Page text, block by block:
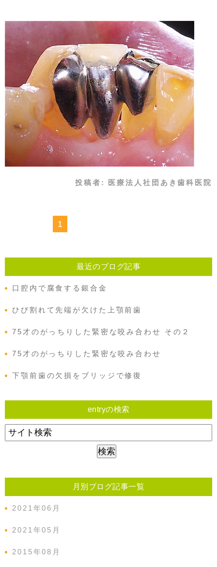
投稿者: 医療法人社団あき歯科医院
1
最近のブログ記事
口腔内で腐食する銀合金
ひび割れて先端が欠けた上顎前歯
75才のがっちりした緊密な咬み合わせ その２
75才のがっちりした緊密な咬み合わせ
下顎前歯の欠損をブリッジで修復
entryの検索
月別ブログ記事一覧
2021年06月
2021年05月
2015年08月